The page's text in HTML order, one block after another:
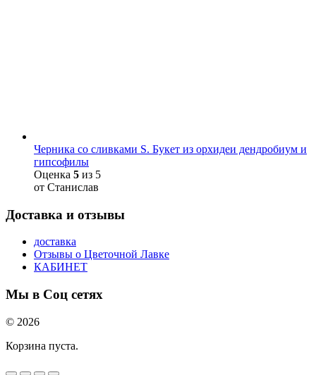
Черника со сливками S. Букет из орхидеи дендробиум и
гипсофилы
Оценка 5 из 5
от Станислав
Доставка и отзывы
доставка
Отзывы о Цветочной Лавке
КАБИНЕТ
Мы в Соц сетях
© 2026
Корзина пуста.